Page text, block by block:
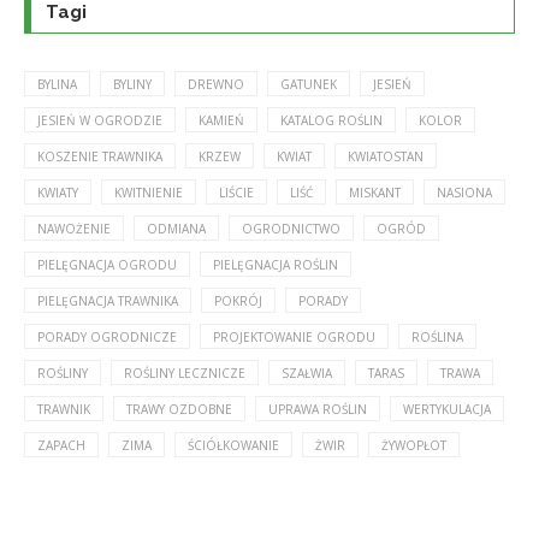
Tagi
BYLINA BYLINY DREWNO GATUNEK JESIEŃ
JESIEŃ W OGRODZIE KAMIEŃ KATALOG ROŚLIN KOLOR
KOSZENIE TRAWNIKA KRZEW KWIAT KWIATOSTAN
KWIATY KWITNIENIE LIŚCIE LIŚĆ MISKANT NASIONA
NAWOŻENIE ODMIANA OGRODNICTWO OGRÓD
PIELĘGNACJA OGRODU PIELĘGNACJA ROŚLIN
PIELĘGNACJA TRAWNIKA POKRÓJ PORADY
PORADY OGRODNICZE PROJEKTOWANIE OGRODU ROŚLINA
ROŚLINY ROŚLINY LECZNICZE SZAŁWIA TARAS TRAWA
TRAWNIK TRAWY OZDOBNE UPRAWA ROŚLIN WERTYKULACJA
ZAPACH ZIMA ŚCIÓŁKOWANIE ŻWIR ŻYWOPŁOT